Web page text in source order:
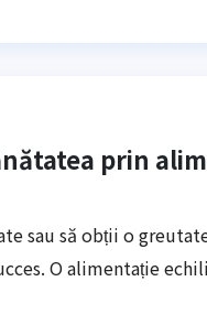
prin
sau să obții o
O alimentație